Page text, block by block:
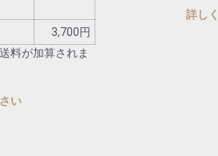
3,700円
料が加算されま
い
詳し